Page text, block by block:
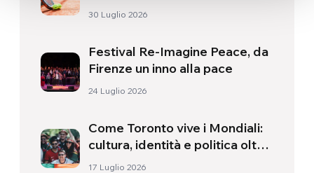
30 Luglio 2026
Festival Re-Imagine Peace, da
Firenze un inno alla pace
24 Luglio 2026
Come Toronto vive i Mondiali:
cultura, identità e politica oltre
il campo
17 Luglio 2026